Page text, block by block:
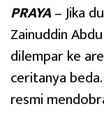
PRAYA– Jika
Zainuddin
dilempar ke
ceritanya
resmi